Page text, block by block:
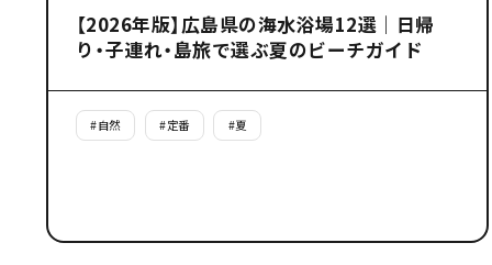
【2026年版】広島県の海水浴場12選｜日帰
り・子連れ・島旅で選ぶ夏のビーチガイド
#自然 #定番 #夏